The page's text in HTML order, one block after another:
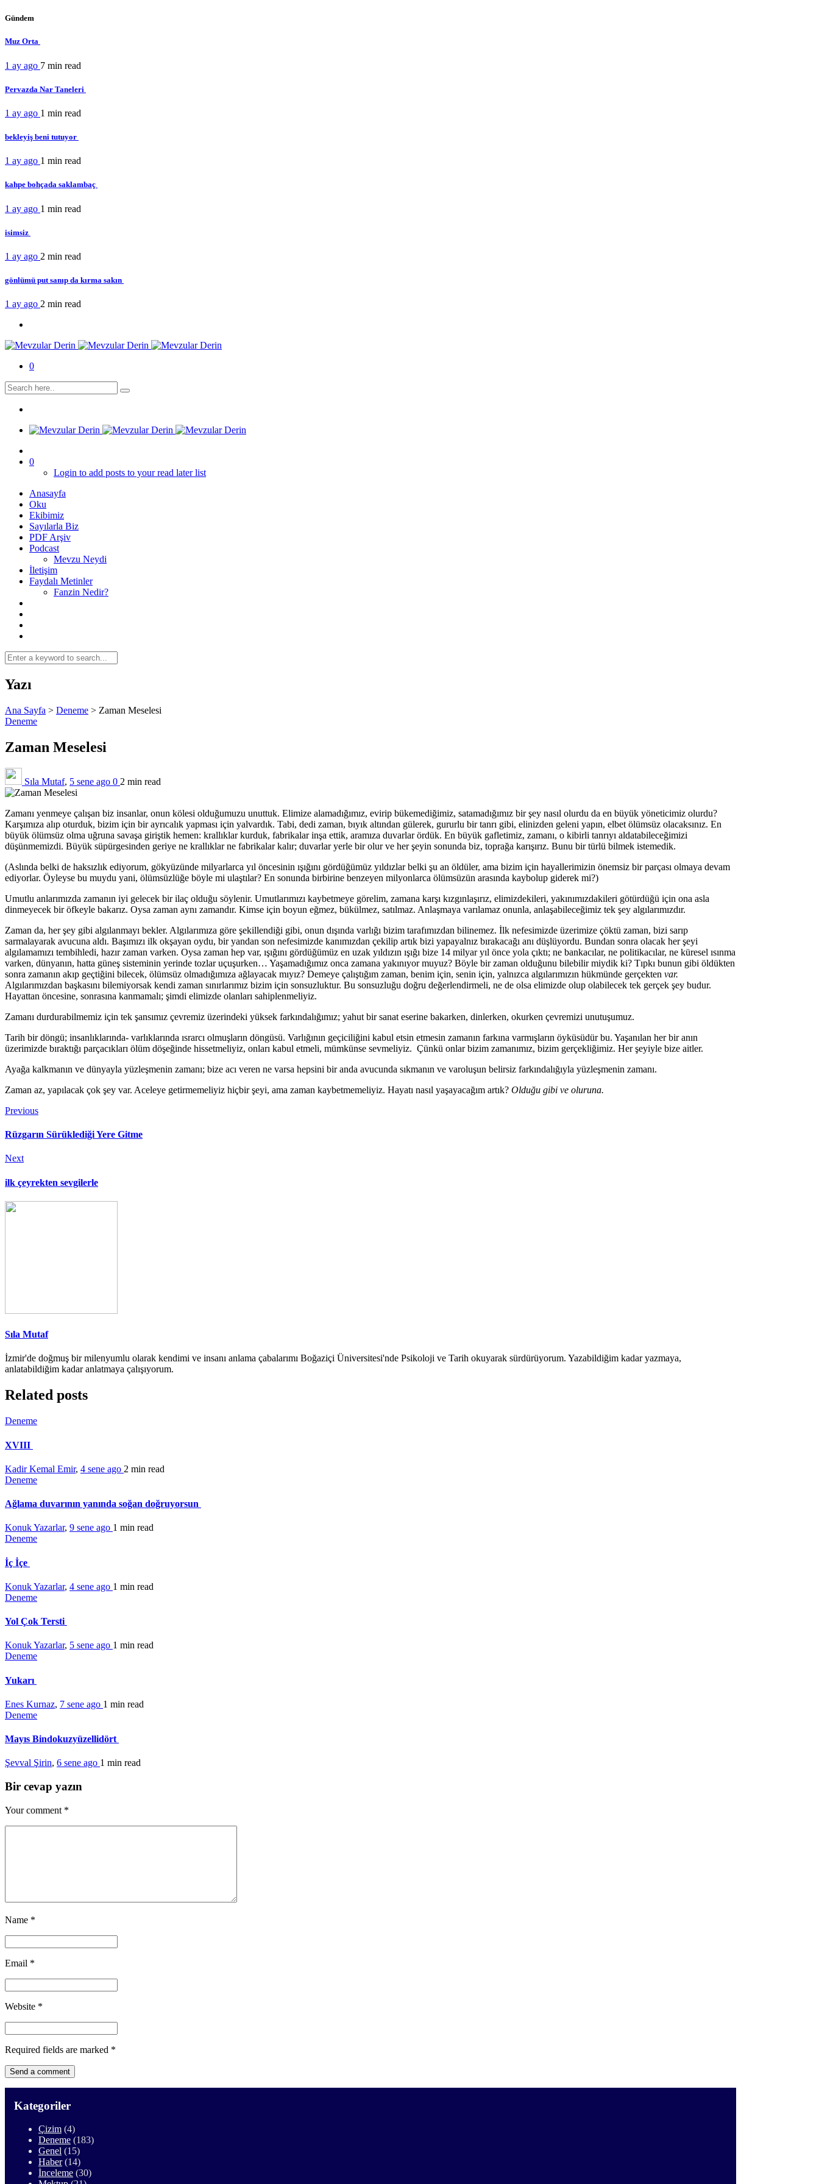
Gündem
Muz Orta
1 ay ago 7 min read
Pervazda Nar Taneleri
1 ay ago 1 min read
bekleyiş beni tutuyor
1 ay ago 1 min read
kahpe bohçada saklambaç
1 ay ago 1 min read
isimsiz
1 ay ago 2 min read
gönlümü put sanıp da kırma sakın
1 ay ago 2 min read
0
0
Login to add posts to your read later list
Anasayfa
Oku
Ekibimiz
Sayılarla Biz
PDF Arşiv
Podcast
Mevzu Neydi
İletişim
Faydalı Metinler
Fanzin Nedir?
Yazı
Ana Sayfa > Deneme > Zaman Meselesi
Deneme
Zaman Meselesi
Sıla Mutaf, 5 sene ago 0 2 min read
Zamanı yenmeye çalışan biz insanlar, onun kölesi olduğumuzu unuttuk. Elimize alamadığımız, evirip bükemediğimiz, satamadığımız bir şey nasıl olurdu da en büyük yöneticimiz olurdu?
Karşımıza alıp oturduk, bizim için bir ayrıcalık yapması için yalvardık. Tabi, dedi zaman, bıyık altından gülerek, gururlu bir tanrı gibi, elinizden geleni yapın, elbet ölümsüz olacaksınız. En
büyük ölümsüz olma uğruna savaşa giriştik hemen: krallıklar kurduk, fabrikalar inşa ettik, aramıza duvarlar ördük. En büyük gafletimiz, zamanı, o kibirli tanrıyı aldatabileceğimizi
düşünmemizdi. Büyük süpürgesinden geriye ne krallıklar ne fabrikalar kalır; duvarlar yerle bir olur ve her şeyin sonunda biz, toprağa karışırız. Bunu bir türlü bilmek istemedik.
(Aslında belki de haksızlık ediyorum, gökyüzünde milyarlarca yıl öncesinin ışığını gördüğümüz yıldızlar belki şu an öldüler, ama bizim için hayallerimizin önemsiz bir parçası olmaya devam
ediyorlar. Öyleyse bu muydu yani, ölümsüzlüğe böyle mi ulaştılar? En sonunda birbirine benzeyen milyonlarca ölümsüzün arasında kaybolup giderek mi?)
Umutlu anlarımızda zamanın iyi gelecek bir ilaç olduğu söylenir. Umutlarımızı kaybetmeye görelim, zamana karşı kızgınlaşırız, elimizdekileri, yakınımızdakileri götürdüğü için ona asla
dinmeyecek bir öfkeyle bakarız. Oysa zaman aynı zamandır. Kimse için boyun eğmez, bükülmez, satılmaz. Anlaşmaya varılamaz onunla, anlaşabileceğimiz tek şey algılarımızdır.
Zaman da, her şey gibi algılanmayı bekler. Algılarımıza göre şekillendiği gibi, onun dışında varlığı bizim tarafımızdan bilinemez. İlk nefesimizde üzerimize çöktü zaman, bizi sarıp
sarmalayarak avucuna aldı. Başımızı ilk okşayan oydu, bir yandan son nefesimizde kanımızdan çekilip artık bizi yapayalnız bırakacağı anı düşlüyordu. Bundan sonra olacak her şeyi
algılamamızı tembihledi, hazır zaman varken. Oysa zaman hep var, ışığını gördüğümüz en uzak yıldızın ışığı bize 14 milyar yıl önce yola çıktı; ne bankacılar, ne politikacılar, ne küresel ısınma
varken, dünyanın, hatta güneş sisteminin yerinde tozlar uçuşurken… Yaşamadığımız onca zamana yakınıyor muyuz? Böyle bir zaman olduğunu bilebilir miydik ki? Tıpkı bunun gibi öldükten
sonra zamanın akıp geçtiğini bilecek, ölümsüz olmadığımıza ağlayacak mıyız? Demeye çalıştığım zaman, benim için, senin için, yalnızca algılarımızın hükmünde gerçekten var.
Algılarımızdan başkasını bilemiyorsak kendi zaman sınırlarımız bizim için sonsuzluktur. Bu sonsuzluğu doğru değerlendirmeli, ne de olsa elimizde olup olabilecek tek gerçek şey budur.
Hayattan öncesine, sonrasına kanmamalı; şimdi elimizde olanları sahiplenmeliyiz.
Zamanı durdurabilmemiz için tek şansımız çevremiz üzerindeki yüksek farkındalığımız; yahut bir sanat eserine bakarken, dinlerken, okurken çevremizi unutuşumuz.
Tarih bir döngü; insanlıklarında- varlıklarında ısrarcı olmuşların döngüsü. Varlığının geçiciliğini kabul etsin etmesin zamanın farkına varmışların öyküsüdür bu. Yaşanılan her bir anın
üzerimizde bıraktığı parçacıkları ölüm döşeğinde hissetmeliyiz, onları kabul etmeli, mümkünse sevmeliyiz. Çünkü onlar bizim zamanımız, bizim gerçekliğimiz. Her şeyiyle bize aitler.
Ayağa kalkmanın ve dünyayla yüzleşmenin zamanı; bize acı veren ne varsa hepsini bir anda avucunda sıkmanın ve varoluşun belirsiz farkındalığıyla yüzleşmenin zamanı.
Zaman az, yapılacak çok şey var. Aceleye getirmemeliyiz hiçbir şeyi, ama zaman kaybetmemeliyiz. Hayatı nasıl yaşayacağım artık? Olduğu gibi ve oluruna.
Previous
Rüzgarın Sürüklediği Yere Gitme
Next
ilk çeyrekten sevgilerle
Sıla Mutaf
İzmir'de doğmuş bir milenyumlu olarak kendimi ve insanı anlama çabalarımı Boğaziçi Üniversitesi'nde Psikoloji ve Tarih okuyarak sürdürüyorum. Yazabildiğim kadar yazmaya,
anlatabildiğim kadar anlatmaya çalışıyorum.
Related posts
Deneme
XVIII
Kadir Kemal Emir, 4 sene ago 2 min read
Deneme
Ağlama duvarının yanında soğan doğruyorsun
Konuk Yazarlar, 9 sene ago 1 min read
Deneme
İç İçe
Konuk Yazarlar, 4 sene ago 1 min read
Deneme
Yol Çok Tersti
Konuk Yazarlar, 5 sene ago 1 min read
Deneme
Yukarı
Enes Kurnaz, 7 sene ago 1 min read
Deneme
Mayıs Bindokuzyüzellidört
Şevval Şirin, 6 sene ago 1 min read
Bir cevap yazın
Your comment *
Name *
Email *
Website *
Required fields are marked *
Kategoriler
Çizim (4)
Deneme (183)
Genel (15)
Haber(14)
İnceleme (30)